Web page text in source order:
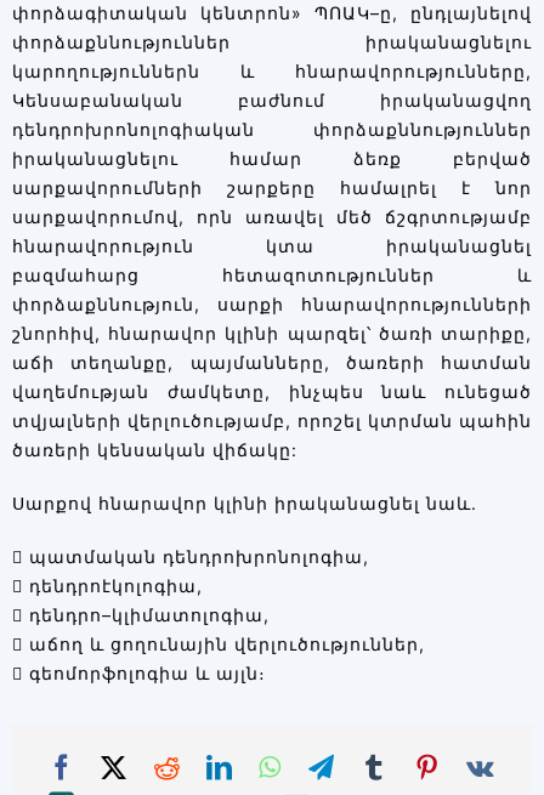
փորձագիտական կենտրոն» ՊՈԱԿ–ը, ընդլայնելով
փորձաքննություններ իրականացնելու
կարողություններն և հնարավորությունները,
Կենսաբանական բաժնում իրականացվող
դենդրոխրոնոլոգիական փորձաքննություններ
իրականացնելու համար ձեռք բերված
սարքավորումների շարքերը համալրել է նոր
սարքավորումով, որն առավել մեծ ճշգրտությամբ
հնարավորություն կտա իրականացնել
բազմահարց հետազոտություններ և
փորձաքննություն, սարքի հնարավորությունների
շնորհիվ, հնարավոր կլինի պարզել՝ ծառի տարիքը,
աճի տեղանքը, պայմանները, ծառերի հատման
վաղեմության ժամկետը, ինչպես նաև ունեցած
տվյալների վերլուծությամբ, որոշել կտրման պահին
ծառերի կենսական վիճակը:
Սարքով հնարավոր կլինի իրականացնել նաև.
 պատմական դենդրոխրոնոլոգիա,
 դենդրոէկոլոգիա,
 դենդրո–կլիմատոլոգիա,
 աճող և ցողունային վերլուծություններ,
 գեոմորֆոլոգիա և այլն։